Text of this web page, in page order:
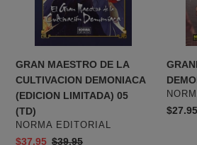
(EDICION
LIMITADA)
GRAN MAESTRO DE LA
CULTIVACION DEMONIACA
(EDICION LIMITADA) 05
(TD)
PROVEEDOR
NORMA EDITORIAL
Precio
$37.95 Precio
$39.95
Precio
$27.95